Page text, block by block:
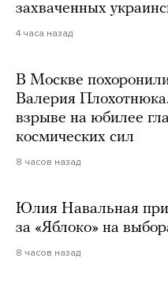
захваченных
4 часа назад
В Москве
Валерия
взрыве на юбилее
космических сил
8 часов назад
Юлия Навальная
за «Яблоко» на
8 часов назад